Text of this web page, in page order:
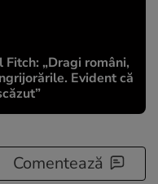
„Dragi români,
Evident că
Comentează